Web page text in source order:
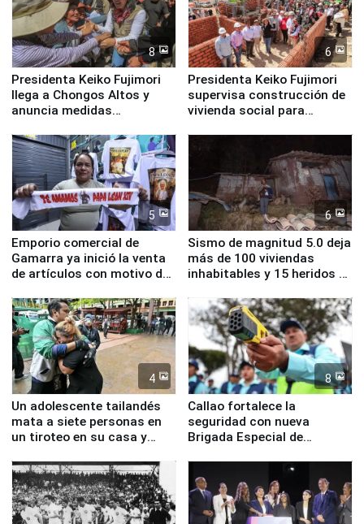
8
Presidenta Keiko Fujimori
llega a Chongos Altos y
anuncia medidas
educación, salud y empleo
6
Presidenta Keiko Fujimori
supervisa construcción de
vivienda social para
5
Emporio comercial de
Gamarra ya inició la venta
de artículos con motivo de
6
Sismo de magnitud 5.0 deja
más de 100 viviendas
inhabitables y 15 heridos en
4
Un adolescente tailandés
mata a siete personas en
un tiroteo en su casa y
8
Callao fortalece la
seguridad con nueva
Brigada Especial de
equipamiento para
Serenazgo